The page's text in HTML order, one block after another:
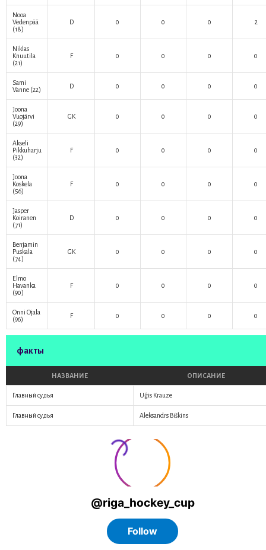
Nooa
Vedenpää
(18)
D 0 0 0 2
Niklas
Knuutila
(21)
F 0 0 0 0
Sami
Vanne (22) D 0 0 0 0
Joona
Vuojärvi
(29)
GK 0 0 0 0
Akseli
Pikkuharju
(32)
F 0 0 0 0
Joona
Koskela
(56)
F 0 0 0 0
Jasper
Koiranen
(71)
D 0 0 0 0
Benjamin
Puskala
(74)
GK 0 0 0 0
Elmo
Havanka
(90)
F 0 0 0 0
Onni Ojala
(96)
F 0 0 0 0
факты
НАЗВАНИЕ ОПИСАНИЕ
Главный судья Uģis Krauze
Главный судья Aleksandrs Biškins